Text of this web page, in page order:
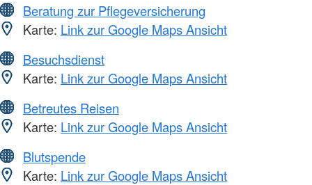
Beratung zur Pflegeversicherung
Karte: Link zur Google Maps Ansicht
Besuchsdienst
Karte: Link zur Google Maps Ansicht
Betreutes Reisen
Karte: Link zur Google Maps Ansicht
Blutspende
Karte: Link zur Google Maps Ansicht